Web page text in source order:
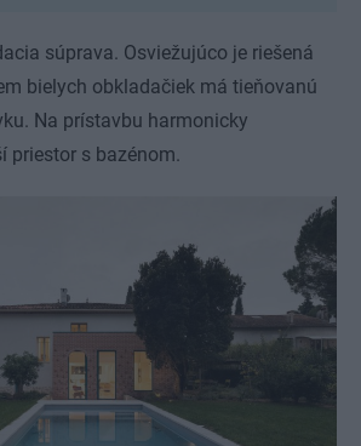
súprava. Osviežujúco je riešená
bielych obkladačiek má tieňovanú
Na prístavbu harmonicky
priestor s bazénom.